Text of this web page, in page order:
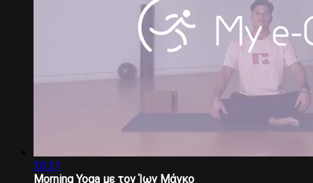
30:31
Morning Yoga με τον Ίων Μάγκο